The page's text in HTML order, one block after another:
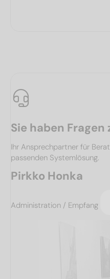
Sie haben
Ihr Ansprechpartner für
passenden Systemlösung.
Pirkko Honka
Administration / Empfang